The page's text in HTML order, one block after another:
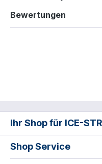
Bewertungen
Ihr Shop für ICE-
Shop Service